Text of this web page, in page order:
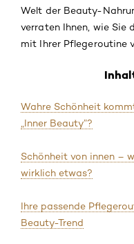
Welt der Beauty-
verraten Ihnen, wie Sie
mit Ihrer Pflegeroutine
Wahre Schönheit
„Inner Beauty”?
Schönheit von innen –
wirklich etwas?
Ihre passende
Beauty-Trend